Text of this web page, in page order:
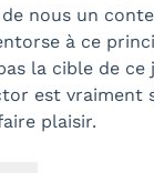
nous un
à ce
la cible de ce
est vraiment
plaisir.